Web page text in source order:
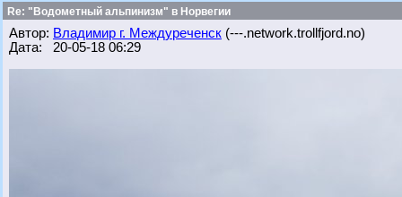
Re: "Водометный альпинизм" в Норвегии
Автор: Владимир г. Междуреченск (---.network.trollfjord.no)
Дата: 20-05-18 06:29